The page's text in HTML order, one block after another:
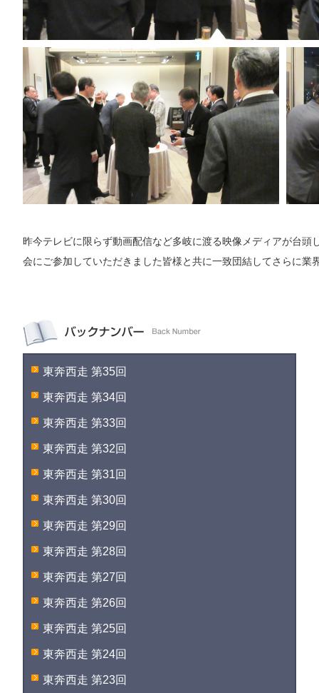
昨今テレビに限らず動画配信など多岐に渡る映像メディアが台
会にご参加していただきました皆様と共に一致団結してさらに業
東奔西走 第35回
東奔西走 第34回
東奔西走 第33回
東奔西走 第32回
東奔西走 第31回
東奔西走 第30回
東奔西走 第29回
東奔西走 第28回
東奔西走 第27回
東奔西走 第26回
東奔西走 第25回
東奔西走 第24回
東奔西走 第23回